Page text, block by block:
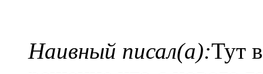
Наивный писал(а):Тут